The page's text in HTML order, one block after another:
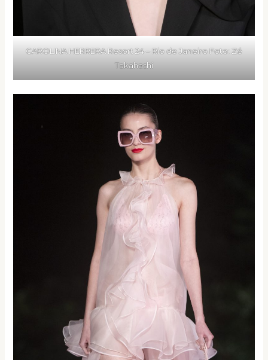
CAROLINA HERRERA Resort 24 – Rio de Janeiro Foto: Zé
Takahashi